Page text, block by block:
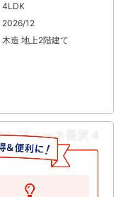
4LDK
2026/12
木造 地上2階建て
フィーネ長沢４